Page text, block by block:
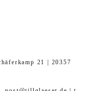
21 | 20357